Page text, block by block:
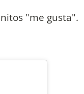
"me gusta".